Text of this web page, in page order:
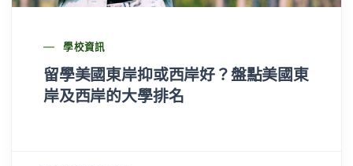
學校資訊
留學美國東岸抑或西岸好？盤點美國東
岸及西岸的大學排名